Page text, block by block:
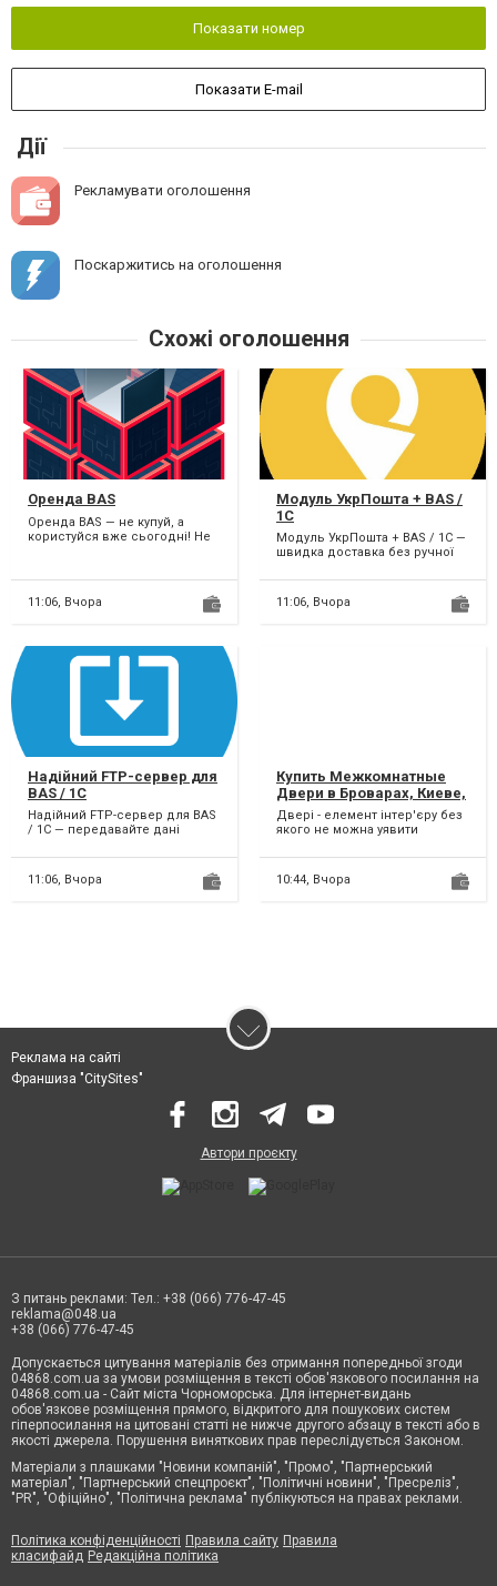
Показати номер
Показати E-mail
Дії
Рекламувати оголошення
Поскаржитись на оголошення
Схожі оголошення
Оренда BAS
Оренда BAS — не купуй, а
користуйся вже сьогодні! Не
11:06, Вчора
Модуль УкрПошта + BAS /
1C
Модуль УкрПошта + BAS / 1C —
швидка доставка без ручної
УкрПоштою? Забудьте про...
11:06, Вчора
Надійний FTP-сервер для
BAS / 1C
Надійний FTP-сервер для BAS
/ 1C — передавайте дані
чи 1С і потрібно об...
11:06, Вчора
Купить Межкомнатные
Двери в Броварах, Киеве,
по Украине от
производителя OSTIUM
Двері - елемент інтер'єру без
якого не можна уявити
прикрашають приміщення...
10:44, Вчора
Реклама на сайті
Франшиза "CitySites"
Автори проєкту
З питань реклами: Тел.: +38 (066) 776-47-45
reklama@048.ua
+38 (066) 776-47-45
Допускається цитування матеріалів без отримання попередньої згоди
04868.com.ua за умови розміщення в тексті обов'язкового посилання на
04868.com.ua - Сайт міста Чорноморська. Для інтернет-видань
обов'язкове розміщення прямого, відкритого для пошукових систем
гіперпосилання на цитовані статті не нижче другого абзацу в тексті або в
якості джерела. Порушення виняткових прав переслідується Законом.
Матеріали з плашками "Новини компаній", "Промо", "Партнерський
матеріал", "Партнерський спецпроєкт", "Політичні новини", "Пресреліз",
"PR", "Офіційно", "Політична реклама" публікуються на правах реклами.
Політика конфіденційності Правила сайту Правила
класифайд Редакційна політика